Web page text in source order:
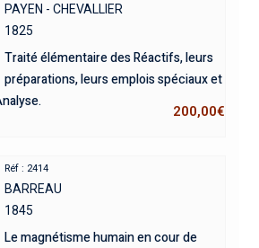
PAYEN - CHEVALLIER
1825
Traité élémentaire des Réactifs, leurs
préparations, leurs emplois spéciaux et
200,00€
Réf : 2414
BARREAU
1845
Le magnétisme humain en cour de